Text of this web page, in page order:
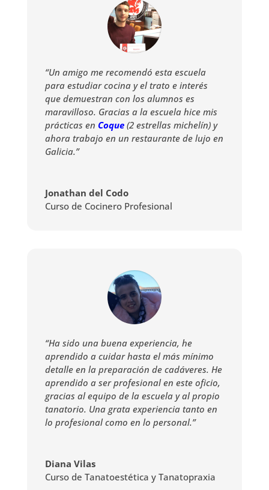
“Un amigo me recomendó esta escuela
para estudiar cocina y el trato e interés
que demuestran con los alumnos es
maravilloso. Gracias a la escuela hice mis
prácticas en Coque(2 estrellas michelín) y
ahora trabajo en un restaurante de lujo en
Galicia.”
Jonathan del Codo
Curso de Cocinero Profesional
“Ha sido una buena experiencia, he
aprendido a cuidar hasta el más mínimo
detalle en la preparación de cadáveres. He
aprendido a ser profesional en este oficio,
gracias al equipo de la escuela y al propio
tanatorio. Una grata experiencia tanto en
lo profesional como en lo personal.”
Diana Vilas
Curso de Tanatoestética y Tanatopraxia